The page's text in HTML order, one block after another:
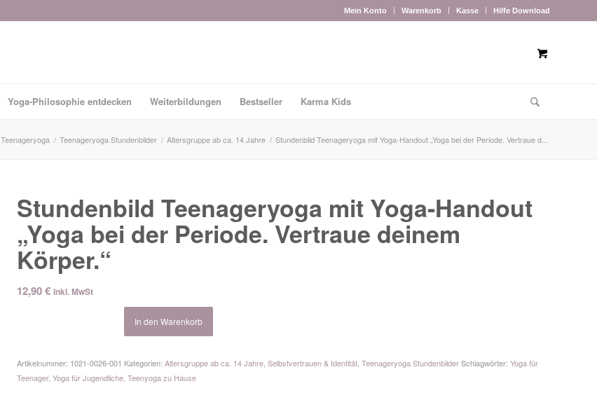
Mein Konto Warenkorb Kasse Hilfe Download
Yoga-Philosophie entdecken Weiterbildungen Bestseller Karma Kids
Teenageryoga / Teenageryoga Stundenbilder / Altersgruppe ab ca. 14 Jahre / Stundenbild Teenageryoga mit Yoga-Handout „Yoga bei der Periode. Vertraue d...
Stundenbild Teenageryoga mit Yoga-Handout
„Yoga bei der Periode. Vertraue deinem
Körper.“
12,90€ inkl. MwSt
In den Warenkorb
Artikelnummer: 1021-0026-001 Kategorien:Altersgruppe ab ca. 14 Jahre ,Selbstvertrauen & Identität ,Teenageryoga Stundenbilder Schlagwörter:Yoga für
Teenager,Yoga für Jugendliche ,Teenyoga zu Hause